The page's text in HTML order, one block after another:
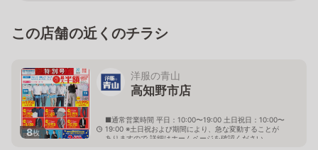
この店舗の近くのチラシ
8枚
洋服の青山
高知野市店
■通常営業時間 平日：10:00〜19:00 土日祝日：10:00〜
19:00 ※土日祝および期間により、急な変動することが
ありますので 詳細はホームページを確認ください